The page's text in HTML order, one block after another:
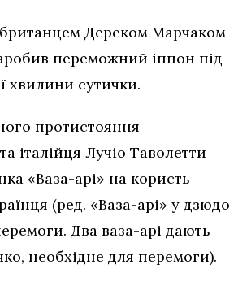
британцем Дереком Марчаком
переможний іппон під
хвилини сутички.
протистояння
італійця Лучіо Таволетти
«Ваза-арі» на користь
(ред. «Ваза-арі» у дзюдо
Два ваза-арі дають
необхідне для перемоги).